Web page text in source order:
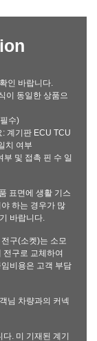
인 바랍니다.
이 동일한 상품으
수)
계기판 ECU TCU
치 여부
및 접촉 핀 수 일
표면에 생활 기스
하는 경우가 많
바랍니다.
구(소켓)는 소모
전구로 교체하여
비용은 고객 부담
님 차량과의 커넥
. 미 기재된 계기